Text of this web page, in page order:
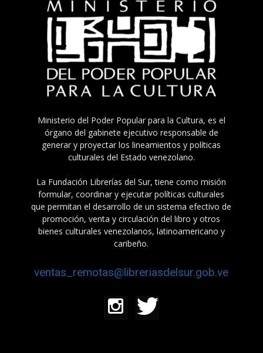
Ministerio del Poder Popular para la Cultura, es el
órgano del gabinete ejecutivo responsable de
generar y proyectar los lineamientos y políticas
culturales del Estado venezolano.
La Fundación Librerías del Sur, tiene como misión
formular, coordinar y ejecutar políticas culturales
que permitan el desarrollo de un sistema efectivo de
promoción, venta y circulación del libro y otros
bienes culturales venezolanos, latinoamericano y
caribeño.
ventas_remotas@libreriasdelsur.gob.ve